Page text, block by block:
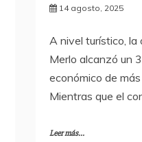
14 agosto, 2025
A nivel turístico, la
Merlo alcanzó un
económico de
Mientras que el
Leer más...